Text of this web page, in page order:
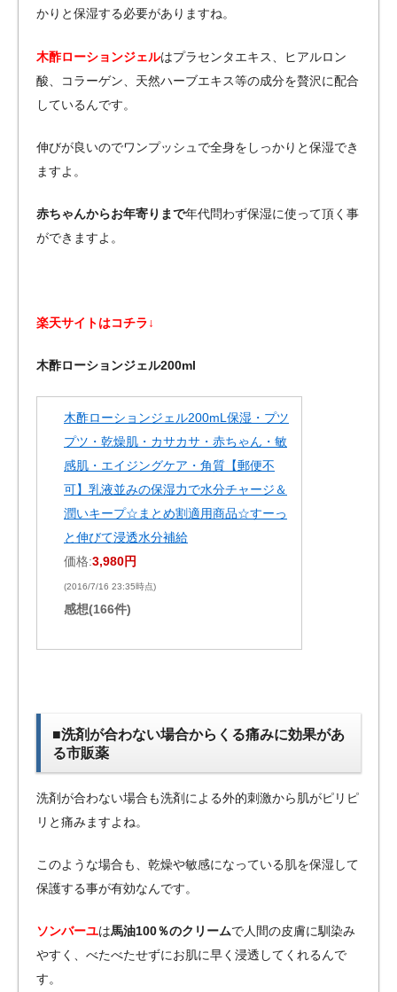
かりと保湿する必要がありますね。
木酢ローションジェルはプラセンタエキス、ヒアルロン
酸、コラーゲン、天然ハーブエキス等の成分を贅沢に配合
しているんです。
伸びが良いのでワンプッシュで全身をしっかりと保湿でき
ますよ。
赤ちゃんからお年寄りまで年代問わず保湿に使って頂く事
ができますよ。
楽天サイトはコチラ↓
木酢ローションジェル200ml
木酢ローションジェル200mL保湿・プツ
プツ・乾燥肌・カサカサ・赤ちゃん・敏
感肌・エイジングケア・角質【郵便不
可】乳液並みの保湿力で水分チャージ＆
潤いキープ☆まとめ割適用商品☆すーっ
と伸びて浸透水分補給
価格:3,980円
(2016/7/16 23:35時点)
感想(166件)
■洗剤が合わない場合からくる痛みに効果があ
る市販薬
洗剤が合わない場合も洗剤による外的刺激から肌がピリピ
リと痛みますよね。
このような場合も、乾燥や敏感になっている肌を保湿して
保護する事が有効なんです。
ソンバーユは馬油100％のクリームで人間の皮膚に馴染み
やすく、べたべたせずにお肌に早く浸透してくれるんで
す。